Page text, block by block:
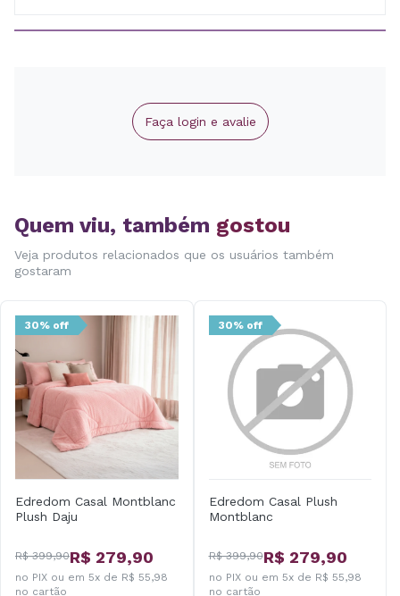
Faça login e avalie
Quem viu, também gostou
Veja produtos relacionados que os usuários também
gostaram
30% off
Edredom Casal Montblanc
Plush Daju
R$ 399,90R$ 279,90
no PIX ou em 5x de R$ 55,98
no cartão
30% off
Edredom Casal Plush
Montblanc
R$ 399,90R$ 279,90
no PIX ou em 5x de R$ 55,98
no cartão